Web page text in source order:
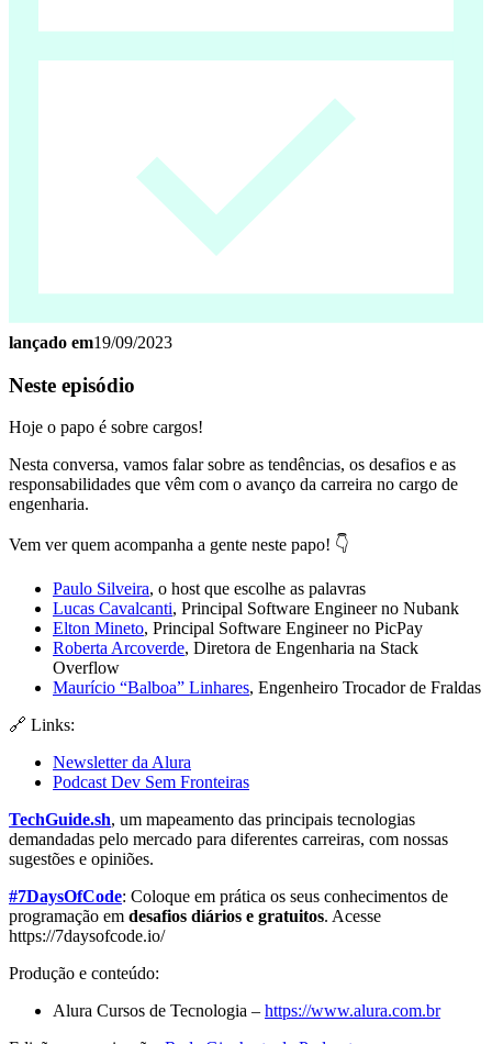
lançado em19/09/2023
Neste episódio
Hoje o papo é sobre cargos!
Nesta conversa, vamos falar sobre as tendências, os desafios e as
responsabilidades que vêm com o avanço da carreira no cargo de
engenharia.
Vem ver quem acompanha a gente neste papo! 👇
Paulo Silveira, o host que escolhe as palavras
Lucas Cavalcanti, Principal Software Engineer no Nubank
Elton Mineto, Principal Software Engineer no PicPay
Roberta Arcoverde, Diretora de Engenharia na Stack
Overflow
Maurício “Balboa” Linhares, Engenheiro Trocador de Fraldas
🔗 Links:
Newsletter da Alura
Podcast Dev Sem Fronteiras
TechGuide.sh, um mapeamento das principais tecnologias
demandadas pelo mercado para diferentes carreiras, com nossas
sugestões e opiniões.
#7DaysOfCode: Coloque em prática os seus conhecimentos de
programação em desafios diários e gratuitos. Acesse
https://7daysofcode.io/
Produção e conteúdo:
Alura Cursos de Tecnologia – https://www.alura.com.br